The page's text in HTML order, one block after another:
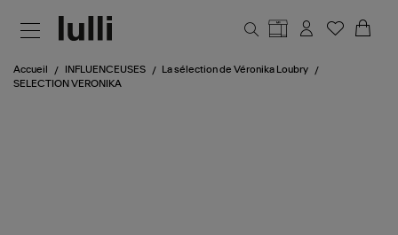
Accueil INFLUENCEUSES
La sélection de Véronika Loubry
SELECTION VERONIKA